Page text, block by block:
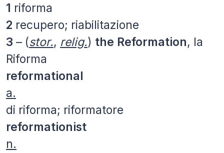
1 riforma
2 recupero; riabilitazione
3 – (stor., relig.) the Reformation, la
Riforma
reformational
a.
di riforma; riformatore
reformationist
n.